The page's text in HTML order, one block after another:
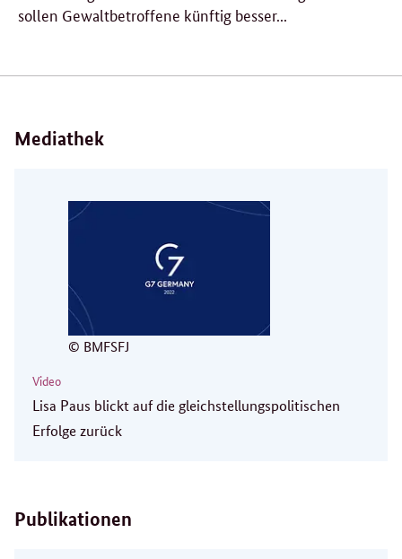
sollen Gewaltbetroffene künftig besser...
Mediathek
© BMFSFJ
Video
Lisa Paus blickt auf die gleichstellungspolitischen
Erfolge zurück
Publikationen